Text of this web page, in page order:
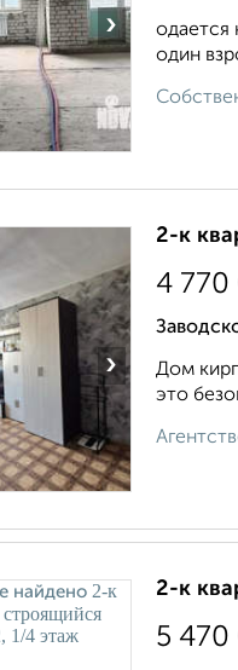
›
одается
один
›
2-к
4 770
Дом
это
2-к
5 470